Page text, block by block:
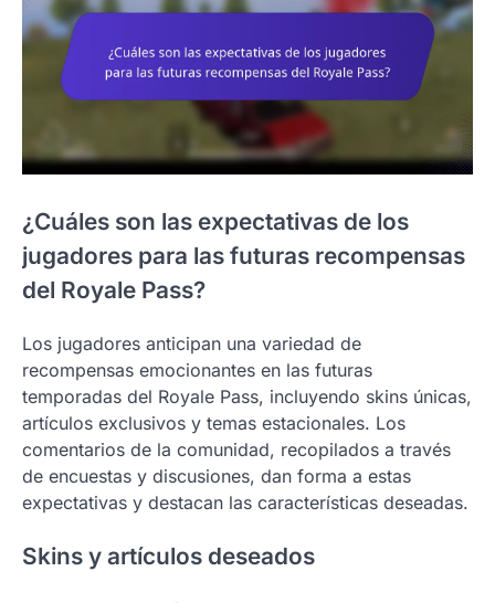
¿Cuáles son las expectativas de los
jugadores para las futuras recompensas
del Royale Pass?
Los jugadores anticipan una variedad de
recompensas emocionantes en las futuras
temporadas del Royale Pass, incluyendo skins únicas,
artículos exclusivos y temas estacionales. Los
comentarios de la comunidad, recopilados a través
de encuestas y discusiones, dan forma a estas
expectativas y destacan las características deseadas.
Skins y artículos deseados